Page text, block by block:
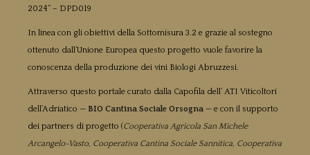
2024” – DPD019
In linea con gli obiettivi della Sottomisura 3.2 e grazie al sostegno
ottenuto dall’Unione Europea questo progetto vuole favorire la
conoscenza della produzione dei vini Biologi Abruzzesi.
Attraverso questo portale curato dalla Capofila dell’ ATI Viticoltori
dell’Adriatico — BIO Cantina Sociale Orsogna — e con il supporto
dei partners di progetto (Cooperativa Agricola San Michele
Arcangelo-Vasto, Cooperativa Cantina Sociale Sannitica, Cooperativa